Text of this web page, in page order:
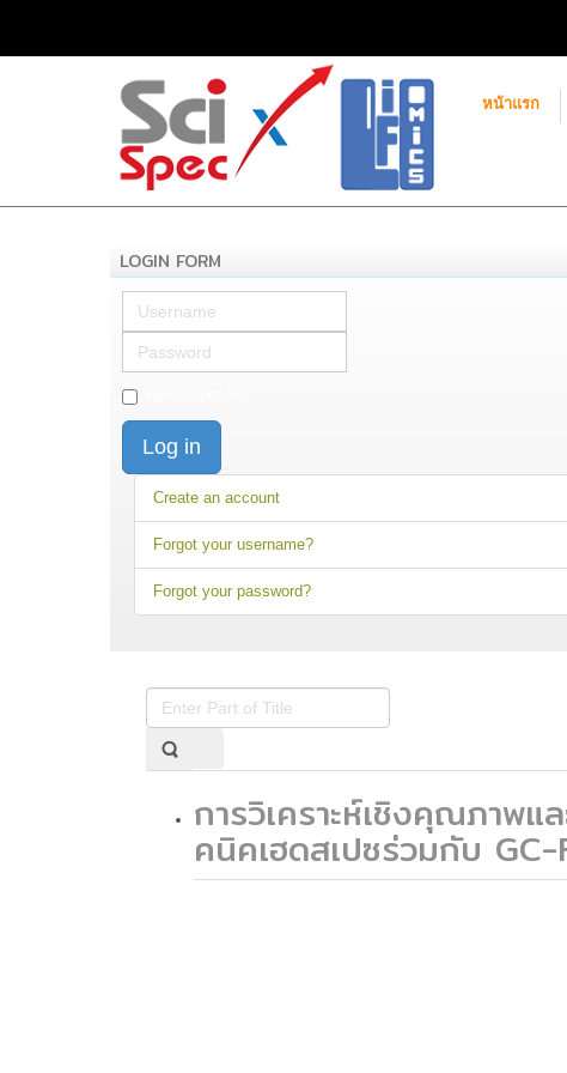
หน้าแรก
LOGIN FORM
Log in
Create an account
Forgot your username?
Forgot your password?
Enter
Part
Title
การวิเคราะห์เชิงคุณภาพ
คนิคเฮดสเปซร่วมกับ GC-